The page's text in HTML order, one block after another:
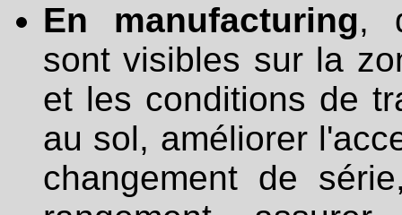
En manufacturing,
sont visibles sur la
et les conditions de
au sol, améliorer
changement de